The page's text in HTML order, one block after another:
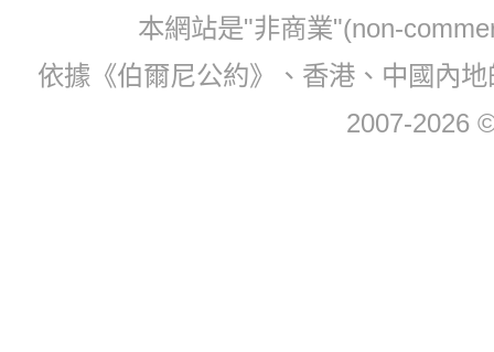
本網站是"非商業"(non-
依據《伯爾尼公約》、香港、中國內
2007-2026